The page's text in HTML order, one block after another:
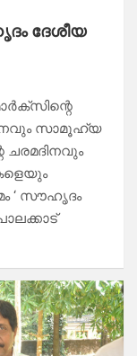
ദേശീയ
സാമൂഹ്യ
ചരമദിനവും
‘ സൗഹൃദം